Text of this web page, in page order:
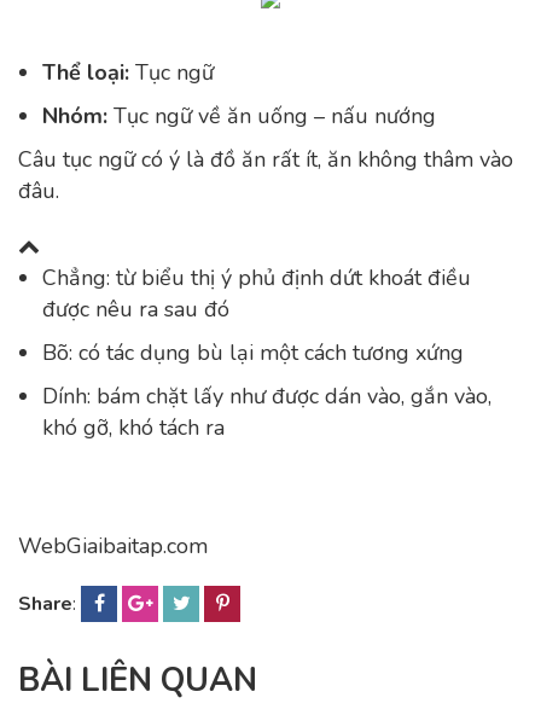
Thể loại: Tục ngữ
Nhóm: Tục ngữ về ăn uống – nấu nướng
Câu tục ngữ có ý là đồ ăn rất ít, ăn không thâm vào
đâu.
Chẳng: từ biểu thị ý phủ định dứt khoát điều
được nêu ra sau đó
Bõ: có tác dụng bù lại một cách tương xứng
Dính: bám chặt lấy như được dán vào, gắn vào,
khó gỡ, khó tách ra
WebGiaibaitap.com
Share:
BÀI LIÊN QUAN